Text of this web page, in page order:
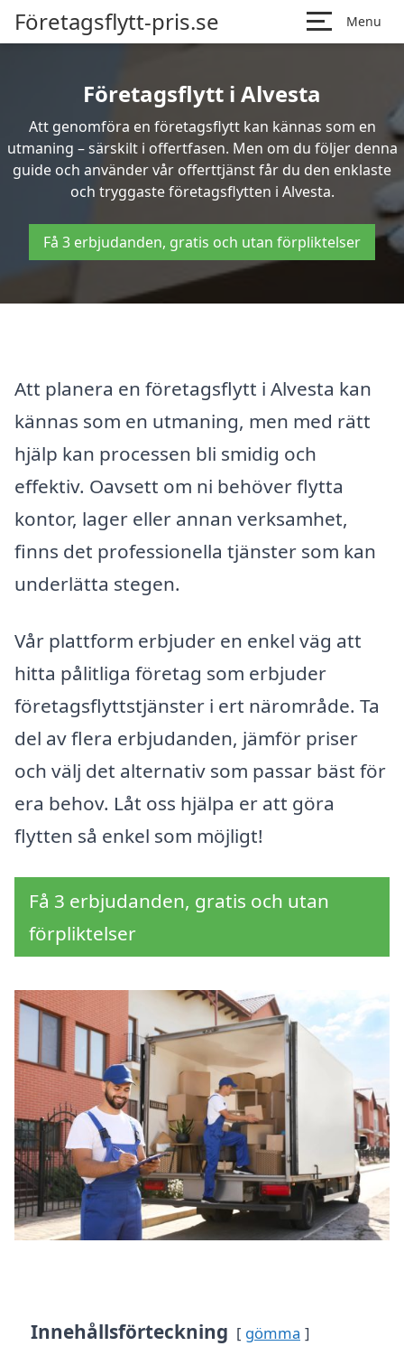
Företagsflytt-pris.se Menu
Företagsflytt i Alvesta
Att genomföra en företagsflytt kan kännas som en
utmaning – särskilt i offertfasen. Men om du följer denna
guide och använder vår offerttjänst får du den enklaste
och tryggaste företagsflytten i Alvesta.
Få 3 erbjudanden, gratis och utan förpliktelser
Att planera en företagsflytt i Alvesta kan
kännas som en utmaning, men med rätt
hjälp kan processen bli smidig och
effektiv. Oavsett om ni behöver flytta
kontor, lager eller annan verksamhet,
finns det professionella tjänster som kan
underlätta stegen.
Vår plattform erbjuder en enkel väg att
hitta pålitliga företag som erbjuder
företagsflyttstjänster i ert närområde. Ta
del av flera erbjudanden, jämför priser
och välj det alternativ som passar bäst för
era behov. Låt oss hjälpa er att göra
flytten så enkel som möjligt!
Få 3 erbjudanden, gratis och utan
förpliktelser
Innehållsförteckning gömma